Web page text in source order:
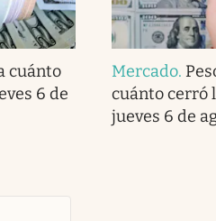
cuánto
6 de
Mercado.
cuánto cerró
jueves 6 de